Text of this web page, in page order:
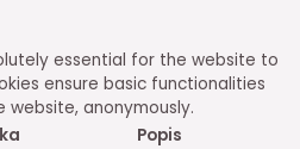
essential for the website to
ensure basic functionalities
anonymously.
Popis